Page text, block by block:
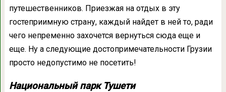
путешественников. Приезжая на отдых в эту
гостеприимную страну, каждый найдет в ней то, ради
чего непременно захочется вернуться сюда еще и
еще. Ну а следующие достопримечательности Грузии
просто недопустимо не посетить!
Национальный парк Тушети